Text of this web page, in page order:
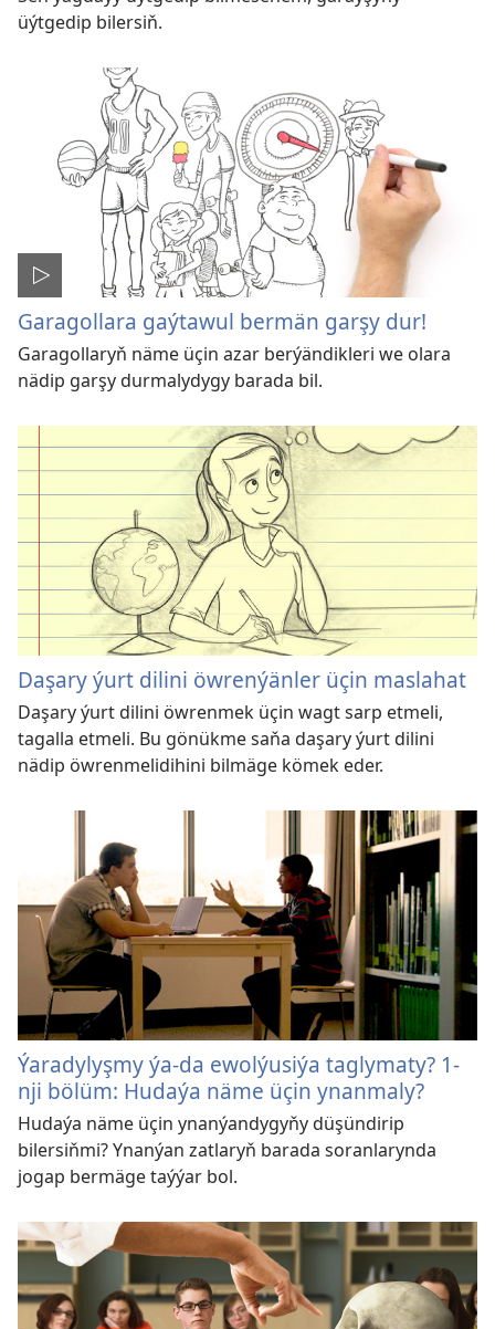
üýtgedip bilersiň.
Garagollara gaýtawul bermän garşy dur!
Garagollaryň näme üçin azar berýändikleri we olara
nädip garşy durmalydygy barada bil.
Daşary ýurt dilini öwrenýänler üçin maslahat
Daşary ýurt dilini öwrenmek üçin wagt sarp etmeli,
tagalla etmeli. Bu gönükme saňa daşary ýurt dilini
nädip öwrenmelidihini bilmäge kömek eder.
Ýaradylyşmy ýa-da ewolýusiýa taglymaty? 1-
nji bölüm: Hudaýa näme üçin ynanmaly?
Hudaýa näme üçin ynanýandygyňy düşündirip
bilersiňmi? Ynanýan zatlaryň barada soranlarynda
jogap bermäge taýýar bol.